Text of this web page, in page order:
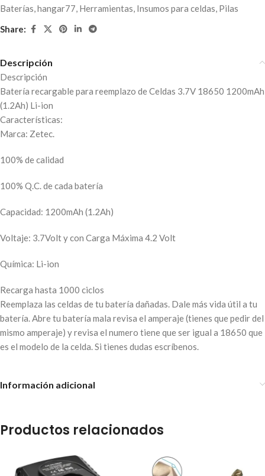
Baterías,hangar77, Herramientas, Insumos para celdas, Pilas
Share:
Descripción
Descripción
Batería recargable para reemplazo de Celdas 3.7V 18650 1200mAh
(1.2Ah) Li-ion
Características:
Marca: Zetec.
100% de calidad
100% Q.C. de cada batería
Capacidad: 1200mAh (1.2Ah)
Voltaje: 3.7Volt y con Carga Máxima 4.2 Volt
Química: Li-ion
Recarga hasta 1000 ciclos
Reemplaza las celdas de tu batería dañadas. Dale más vida útil a tu
batería. Abre tu batería mala revisa el amperaje (tienes que pedir del
mismo amperaje) y revisa el numero tiene que ser igual a 18650 que
es el modelo de la celda. Si tienes dudas escríbenos.
Información adicional
Productos relacionados